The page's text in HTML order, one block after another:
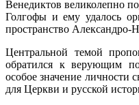
Венедиктов великолепно
Голгофы и ему удалось
пространство Александро-
Центральной темой
обратился к верующим
особое значение личности
для Церкви и русской